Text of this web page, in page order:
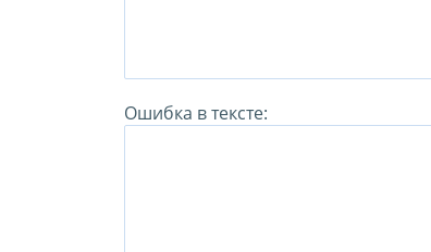
Ошибка в тексте: